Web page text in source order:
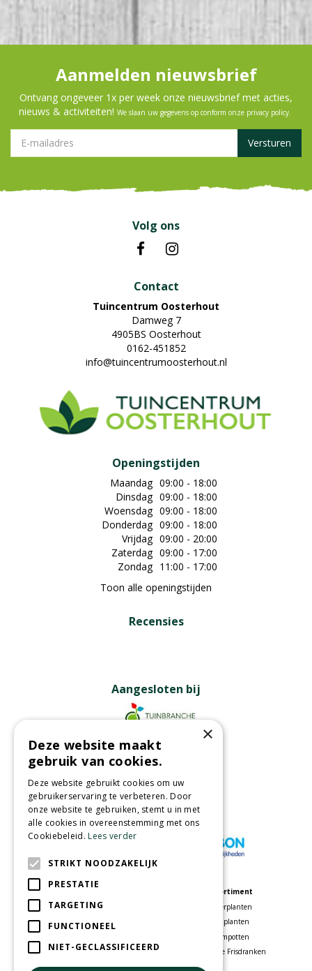
Aanmelden nieuwsbrief
Ontvang ongeveer 1x per week onze nieuwsbrief met acties,
nieuws & activiteiten! We slaan uw gegevens op conform onze privacy policy.
Volg ons
Contact
Tuincentrum Oosterhout
Damweg 7
4905BS Oosterhout
0162-451852
info@tuincentrumoosterhout.nl
Openingstijden
Maandag 09:00 - 18:00
Dinsdag 09:00 - 18:00
Woensdag 09:00 - 18:00
Donderdag 09:00 - 18:00
Vrijdag 09:00 - 20:00
Zaterdag 09:00 - 17:00
Zondag 11:00 - 17:00
Toon alle openingstijden
Recensies
Aangesloten bij
Partners
Wij accepteren
Tuincentrum
Speelparadijs
Woonwinkel
Assortiment
Kamerplanten
Tuinplanten
Bloempotten
Voordelige Frisdranken
×
Deze website maakt
gebruik van cookies.
Deze website gebruikt cookies om uw
gebruikerservaring te verbeteren. Door
onze website te gebruiken, stemt u in met
alle cookies in overeenstemming met ons
Cookiebeleid.Lees verder
STRIKT NOODZAKELIJK
PRESTATIE
TARGETING
FUNCTIONEEL
NIET-GECLASSIFICEERD